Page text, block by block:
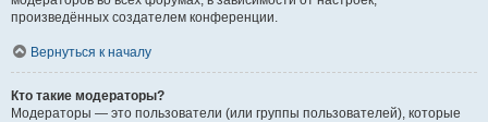
произведённых создателем конференции.
Вернуться к началу
Кто такие модераторы?
Модераторы — это пользователи (или группы пользователей), которые